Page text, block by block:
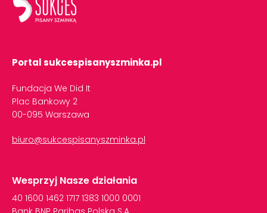
Portal sukcespisanyszminka.pl
Fundacja We Did It
Plac Bankowy 2
00-095 Warszawa
biuro@sukcespisanyszminka.pl
Wesprzyj Nasze działania
40 1600 1462 1717 1383 1000 0001